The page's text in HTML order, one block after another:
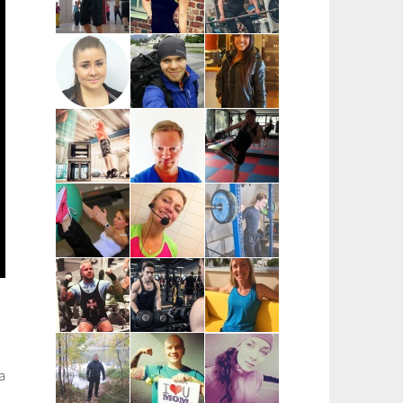
Pia Mäensivu
| Uusimaa
Niina
Nevalainen |
Uusimaa,
Hyvinkää
Voima-Katja |
Pääkaupunkiseutu,
Etävalmennus
Mari Reijonen
| Espoo,
Helsinki,
Vantaa
Jyri
Heiskanen |
Helsinki
Katarina
Tapaninmäki |
Uusimaa,
Kerava (kysy
myös muita)
Ilkka Häggman |
Pääkaupunkiseutu
Juha Simola |
Uusimaa
Esa Tirkkonen
| Helsinki,
Espoo,
Vantaa,
Kauniainen
Meri Saarinen
| Helsinki
(Arabia ja Itä-
ja Pohjois-
Helsinki)
Pia Lindén-Linna |
Pääkaupunkiseutu
Ville Siukkola
| Tampere,
Pirkkala,
Kangasala
Jani
Suopanki |
Rovaniemi,
Lappi
Joonas Hautamäki
| Vantaa,
pääkaupunkiseutu
Elina
Silverang |
Espoo,
Helsinki,
Kauniainen,